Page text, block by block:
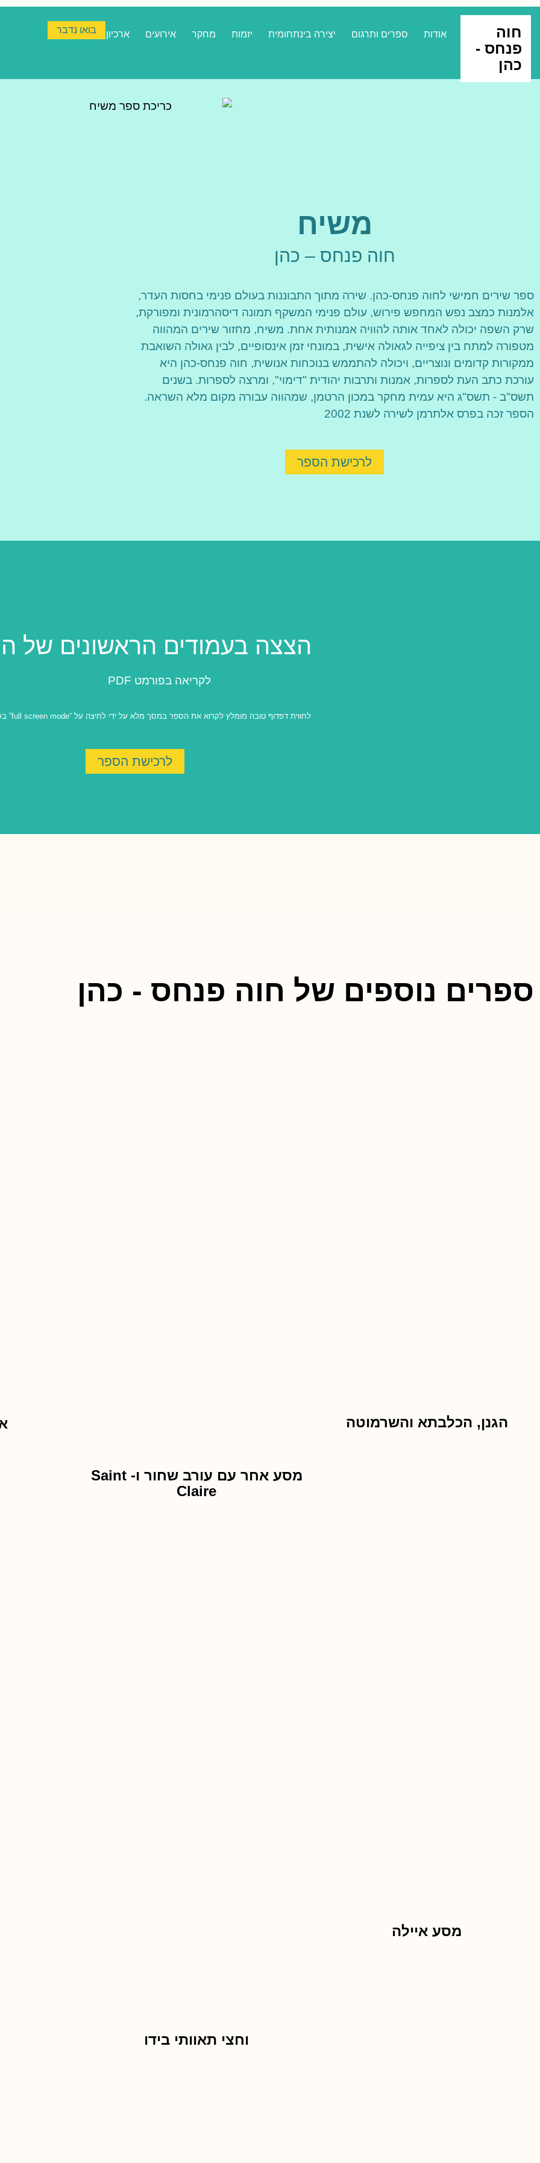
חוה
פנחס -
כהן
אודות ספרים ותרגום יצירה בינתחומית יזמות מחקר אירועים ארכיון בואו נדבר
משיח
חוה פנחס – כהן
ספר שירים חמישי לחוה פנחס-כהן. שירה מתוך התבוננות בעולם פנימי בחסות העדר,
אלמנות כמצב נפש המחפש פירוש, עולם פנימי המשקף תמונה דיסהרמונית ומפורקת,
שרק השפה יכולה לאחד אותה להוויה אמנותית אחת. משיח, מחזור שירים המהווה
מטפורה למתח בין ציפייה לגאולה אישית, במונחי זמן אינסופיים, לבין גאולה השואבת
ממקורות קדומים ונוצריים, ויכולה להתממש בנוכחות אנושית, חוה פנחס-כהן היא
עורכת כתב העת לספרות, אמנות ותרבות יהודית "דימוי", ומרצה לספרות. בשנים
תשס"ב - תשס"ג היא עמית מחקר במכון הרטמן, שמהווה עבורה מקום מלא השראה.
הספר זכה בפרס אלתרמן לשירה לשנת 2002
לרכישת הספר
הצצה בעמודים הראשונים של
לקריאה בפורמט PDF
לחווית דפדוף טובה מומלץ לקרוא את הספר במסך מלא על ידי לחיצה על “full screen mode” בסרגל הכלים.
לרכישת הספר
ספרים נוספים של חוה פנחס - כהן
הגנן, הכלבתא והשרמוטה
מסע אחר עם עורב שחור ו- Saint
Claire
מסע איילה
וחצי תאוותי בידו